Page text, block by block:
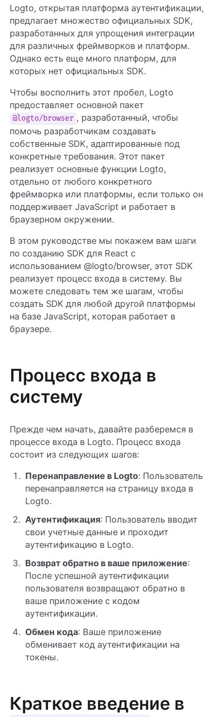
Logto, открытая платформа аутентификации,
предлагает множество официальных SDK,
разработанных для упрощения интеграции
для различных фреймворков и платформ.
Однако есть еще много платформ, для
которых нет официальных SDK.
Чтобы восполнить этот пробел, Logto
предоставляет основной пакет
@logto/browser , разработанный, чтобы
помочь разработчикам создавать
собственные SDK, адаптированные под
конкретные требования. Этот пакет
реализует основные функции Logto,
отдельно от любого конкретного
фреймворка или платформы, если только он
поддерживает JavaScript и работает в
браузерном окружении.
В этом руководстве мы покажем вам шаги
по созданию SDK для React с
использованием @logto/browser, этот SDK
реализует процесс входа в систему. Вы
можете следовать тем же шагам, чтобы
создать SDK для любой другой платформы
на базе JavaScript, которая работает в
браузере.
Процесс входа в
систему
Прежде чем начать, давайте разберемся в
процессе входа в Logto. Процесс входа
состоит из следующих шагов:
Перенаправление в Logto: Пользователь
перенаправляется на страницу входа в
Logto.
Аутентификация: Пользователь вводит
свои учетные данные и проходит
аутентификацию в Logto.
Возврат обратно в ваше приложение:
После успешной аутентификации
пользователя возвращают обратно в
ваше приложение с кодом
аутентификации.
Обмен кода: Ваше приложение
обменивает код аутентификации на
токены.
Краткое введение в